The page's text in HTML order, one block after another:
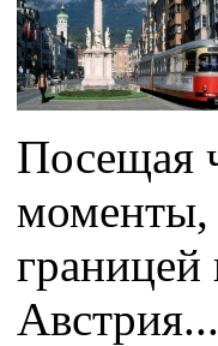
Посещая
моменты,
границей
Австрия...